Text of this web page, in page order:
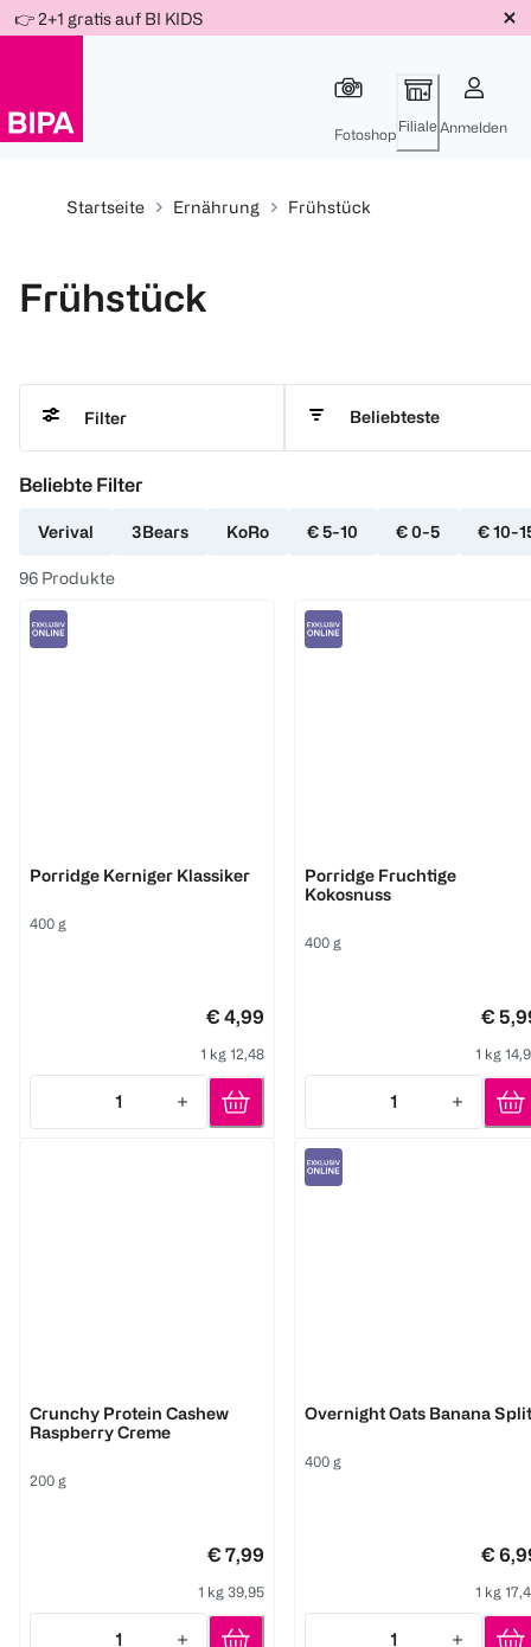
Für
Für
Für
Weiter
zum
👉 2+1 gratis auf BI KIDS
Fotoshop Filiale Anmelden
Startseite Ernährung Frühstück
Frühstück
Filter Beliebteste
Beliebte Filter
Verival 3Bears KoRo € 5-10 € 0-5 € 10-
96 Produkte
Porridge Kerniger Klassiker
400 g
€ 4,99
1 kg 12,48
1
Quantity: 1
Porridge Fruchtige
Kokosnuss
400 g
€
1 kg
1
Quantity: 1
Crunchy Protein Cashew
Raspberry Creme
200 g
€ 7,99
1 kg 39,95
1
Overnight Oats Banana Split
400 g
€
1 kg
1